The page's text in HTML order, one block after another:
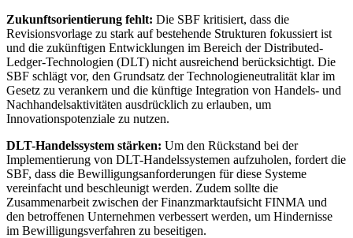
Zukunftsorientierung fehlt: Die SBF kritisiert, dass die
Revisionsvorlage zu stark auf bestehende Strukturen fokussiert ist
und die zukünftigen Entwicklungen im Bereich der Distributed-
Ledger-Technologien (DLT) nicht ausreichend berücksichtigt. Die
SBF schlägt vor, den Grundsatz der Technologieneutralität klar im
Gesetz zu verankern und die künftige Integration von Handels- und
Nachhandelsaktivitäten ausdrücklich zu erlauben, um
Innovationspotenziale zu nutzen.
DLT-Handelssystem stärken: Um den Rückstand bei der
Implementierung von DLT-Handelssystemen aufzuholen, fordert die
SBF, dass die Bewilligungsanforderungen für diese Systeme
vereinfacht und beschleunigt werden. Zudem sollte die
Zusammenarbeit zwischen der Finanzmarktaufsicht FINMA und
den betroffenen Unternehmen verbessert werden, um Hindernisse
im Bewilligungsverfahren zu beseitigen.